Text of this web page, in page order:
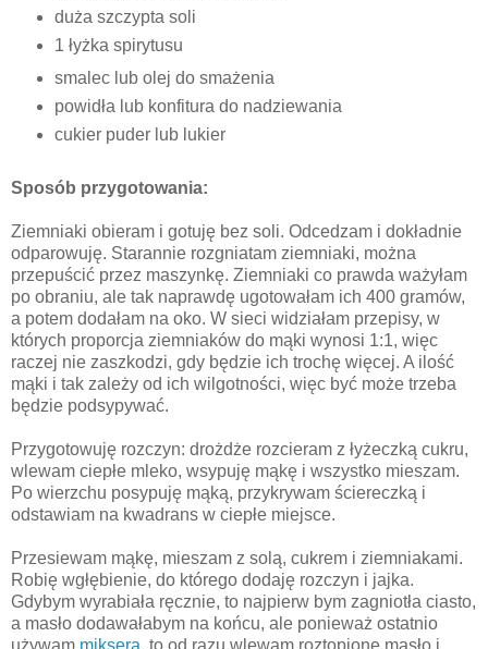
duża szczypta soli
1 łyżka spirytusu
smalec lub olej do smażenia
powidła lub konfitura do nadziewania
cukier puder lub lukier
Sposób przygotowania:
Ziemniaki obieram i gotuję bez soli. Odcedzam i dokładnie
odparowuję. Starannie rozgniatam ziemniaki, można
przepuścić przez maszynkę. Ziemniaki co prawda ważyłam
po obraniu, ale tak naprawdę ugotowałam ich 400 gramów,
a potem dodałam na oko. W sieci widziałam przepisy, w
których proporcja ziemniaków do mąki wynosi 1:1, więc
raczej nie zaszkodzi, gdy będzie ich trochę więcej. A ilość
mąki i tak zależy od ich wilgotności, więc być może trzeba
będzie podsypywać.
Przygotowuję rozczyn: drożdże rozcieram z łyżeczką cukru,
wlewam ciepłe mleko, wsypuję mąkę i wszystko mieszam.
Po wierzchu posypuję mąką, przykrywam ściereczką i
odstawiam na kwadrans w ciepłe miejsce.
Przesiewam mąkę, mieszam z solą, cukrem i ziemniakami.
Robię wgłębienie, do którego dodaję rozczyn i jajka.
Gdybym wyrabiała ręcznie, to najpierw bym zagniotła ciasto,
a masło dodawałabym na końcu, ale ponieważ ostatnio
używam miksera, to od razu wlewam roztopione masło i